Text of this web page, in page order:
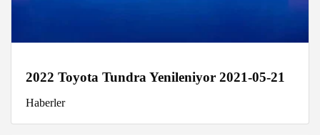
2022 Toyota Tundra Yenileniyor 2021-05-21
Haberler